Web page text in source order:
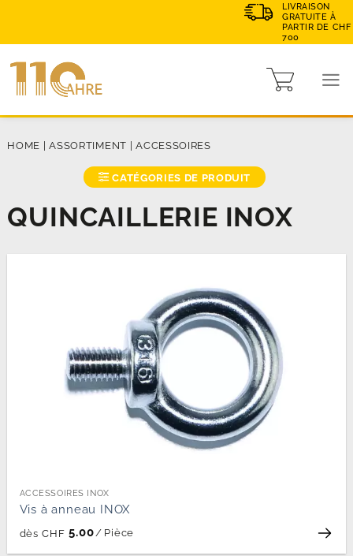
LIVRAISON
GRATUITE À
PARTIR DE CHF
700
HOME |ASSORTIMENT |ACCESSOIRES
CATÉGORIES DE PRODUIT
QUINCAILLERIE INOX
ACCESSOIRES INOX
Vis à anneau INOX
dès CHF 5.00 / Pièce